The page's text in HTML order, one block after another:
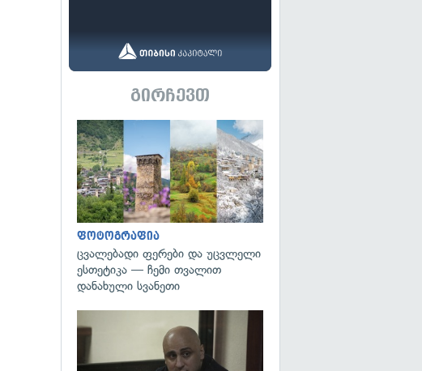
გირჩევთ
ფოტოგრაფია
ცვალებადი ფერები და უცვლელი
ესთეტიკა — ჩემი თვალით
დანახული სვანეთი